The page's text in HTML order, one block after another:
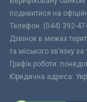
подивитися на
Телефон: (044) 392-
Дзвінок в межах
та міського зв’язку
Графік роботи:
Юридична адреса: